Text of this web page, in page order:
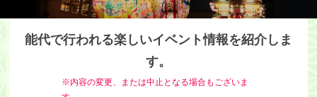
アクセス
能代観光協会について
会員募集
能代で行われる楽しいイベント情報を紹介しま
す。
※内容の変更、または中止となる場合もございま